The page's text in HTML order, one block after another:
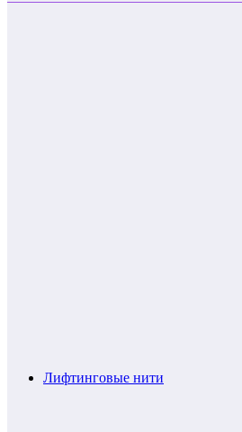
Лифтинговые нити